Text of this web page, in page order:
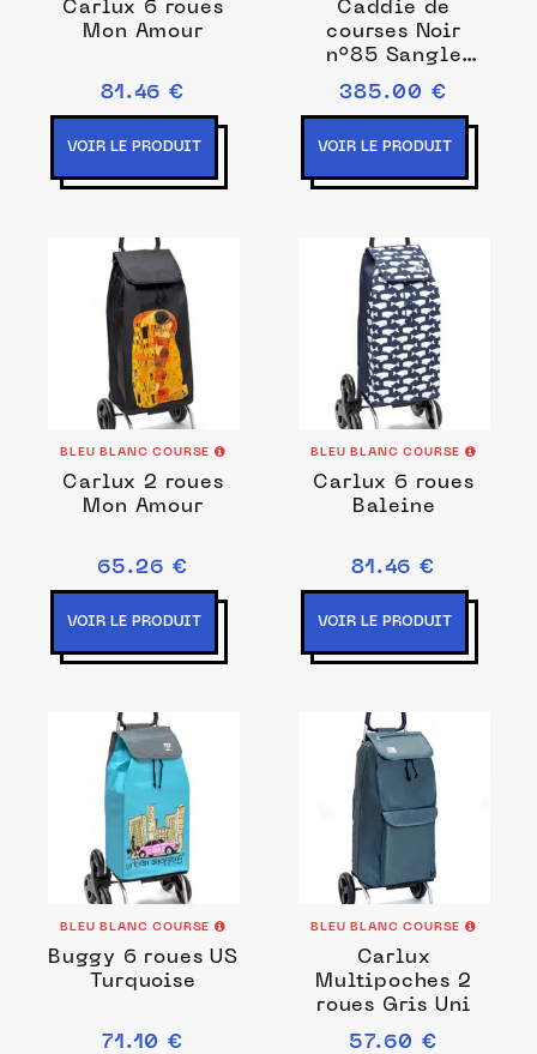
Carlux 6 roues
Mon Amour
81.46 €
VOIR LE PRODUIT
Caddie de
courses Noir
n°85 Sangle
orange
385.00 €
VOIR LE PRODUIT
BLEU BLANC COURSE
Carlux 2 roues
Mon Amour
65.26 €
VOIR LE PRODUIT
BLEU BLANC COURSE
Carlux 6 roues
Baleine
81.46 €
VOIR LE PRODUIT
BLEU BLANC COURSE
Buggy 6 roues US
Turquoise
71.10 €
BLEU BLANC COURSE
Carlux
Multipoches 2
roues Gris Uni
57.60 €